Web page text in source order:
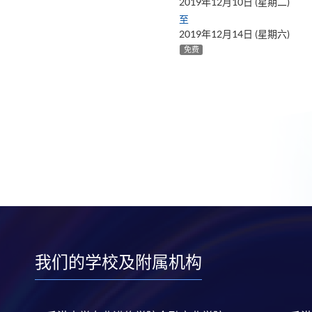
2019年12月10日 (星期二)
至
2019年12月14日 (星期六)
免费
我们的学校及附属机构